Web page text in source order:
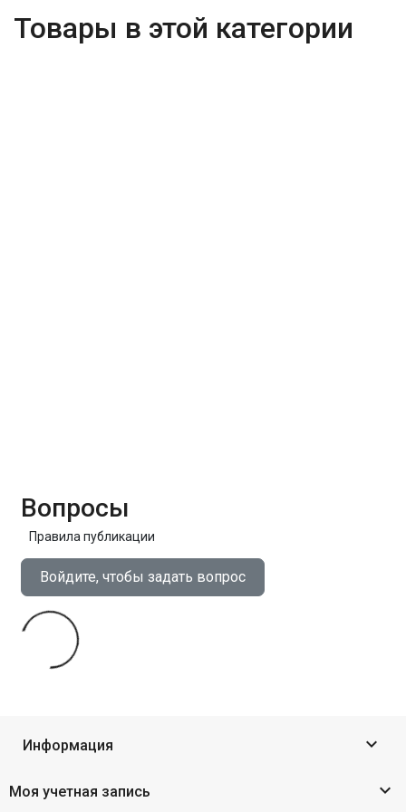
Товары в этой категории
Вопросы
Правила публикации
Войдите, чтобы задать вопрос
Информация 
Моя учетная запись 